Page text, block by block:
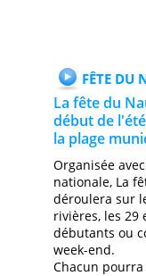
FÊTE DU
La fête du
début de
la plage
Organisée
nationale, La
déroulera sur
rivières, les 29
débutants ou
week-end.
Chacun